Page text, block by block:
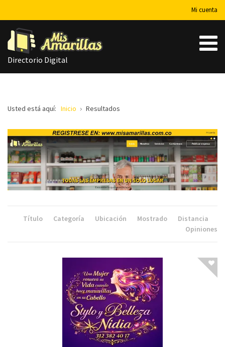
Mi cuenta
Directorio Digital
Usted está aquí: Inicio Resultados
Título Categoría Ubicación Mostrado
Distancia
Opiniones